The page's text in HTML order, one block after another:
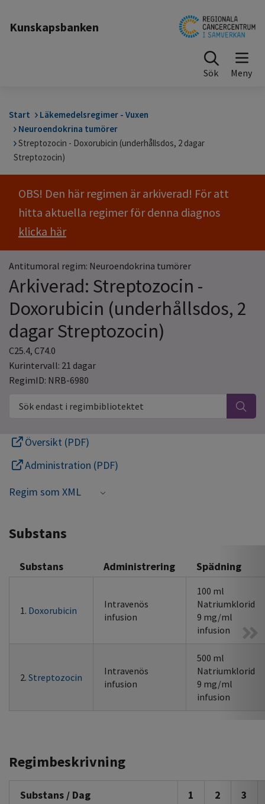
Kunskapsbanken
Sök
Start
Läkemedelsregimer - Vuxen
Neuroendokrina tumörer
Streptozocin - Doxorubicin (underhållsdos, 2 dagar
Streptozocin)
OBS! Den här regimen är arkiverad! För att
hitta aktuella regimer för denna diagnos
klicka här
Antitumoral regim: Neuroendokrina tumörer
Arkiverad: Streptozocin -
Doxorubicin (underhållsdos, 2
dagar Streptozocin)
C25.4, C74.0
Kurintervall: 21 dagar
RegimID: NRB-6980
Sök endast i regimbibliotektet
Översikt (PDF)
Administration (PDF)
Regim som XML
Substans
Substans Administrering Spädning
1. Doxorubicin
Intravenös
infusion
100 ml
Natriumklorid
9 mg/ml
infusion
2. Streptozocin
Intravenös
infusion
500 ml
Natriumklorid
9 mg/ml
infusion
Regimbeskrivning
Substans / Dag 1 2 3